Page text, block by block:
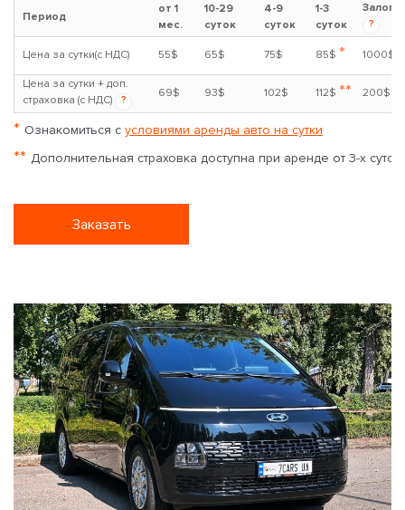
Период
от 1
мес.
10-29
суток
4-9
суток
1-3
суток
Залог
?
Цена за сутки(с НДС) 55$ 65$ 75$ 85$ * 1000$
Цена за сутки + доп.
страховка (с НДС)
?
69$ 93$ 102$ 112$ ** 200$
* Ознакомиться с условиями аренды авто на сутки
** Дополнительная страховка доступна при аренде от 3-х суток
Заказать